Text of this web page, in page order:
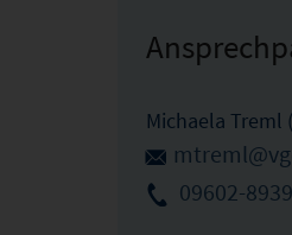
Michaela Treml
09602-8939